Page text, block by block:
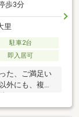
歩3分
里
駐車2台
即入居可
た、ご満足い
外にも、複数
ちしておりま